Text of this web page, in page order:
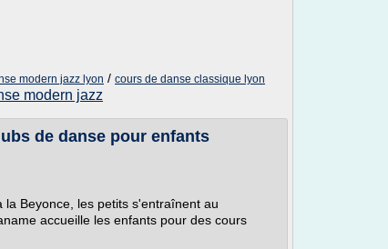
modern jazz lyon / cours de danse classique lyon
modern jazz
de danse pour enfants
Beyonce, les petits s'entraînent au
accueille les enfants pour des cours